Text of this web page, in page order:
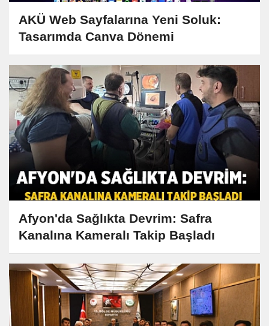
AKÜ Web Sayfalarına Yeni Soluk:
Tasarımda Canva Dönemi
Afyon'da Sağlıkta Devrim: Safra
Kanalına Kameralı Takip Başladı